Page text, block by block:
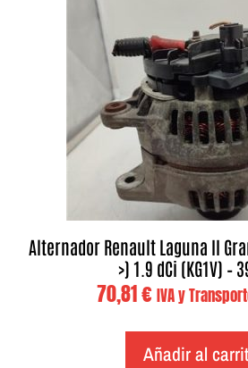
Alternador Renault Laguna II
>) 1.9 dCi (KG1V) –
70,81€ IVA y
Añadir al